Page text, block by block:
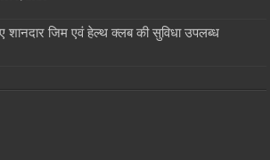
शानदार जिम एवं हेल्थ क्लब की सुविधा उपलब्ध